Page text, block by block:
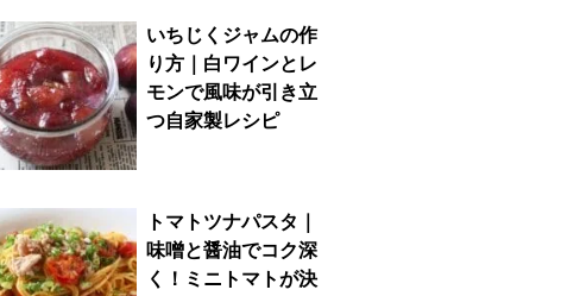
いちじくジャムの作
り方｜白ワインとレ
モンで風味が引き立
つ自家製レシピ
トマトツナパスタ｜
味噌と醤油でコク深
く！ミニトマトが決